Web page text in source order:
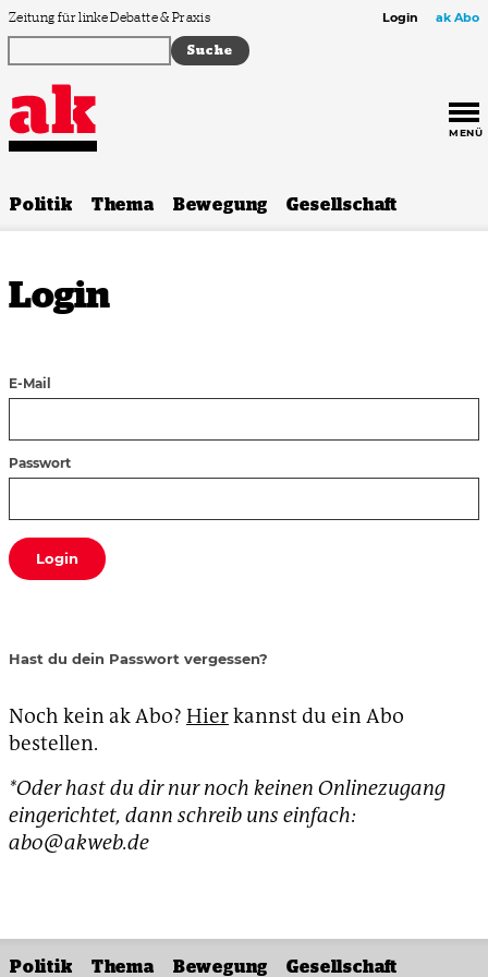
Zum Inhalt springen
Zeitung für linke Debatte & Praxis Login ak Abo
MENÜ
Politik Thema Bewegung Gesellschaft
Login
E-Mail
Passwort
Login
Hast du dein Passwort vergessen?
Noch kein ak Abo? Hierkannst du ein Abo
bestellen.
*Oder hast du dir nur noch keinen Onlinezugang
eingerichtet, dann schreib uns einfach:
abo@akweb.de
Politik Thema Bewegung Gesellschaft